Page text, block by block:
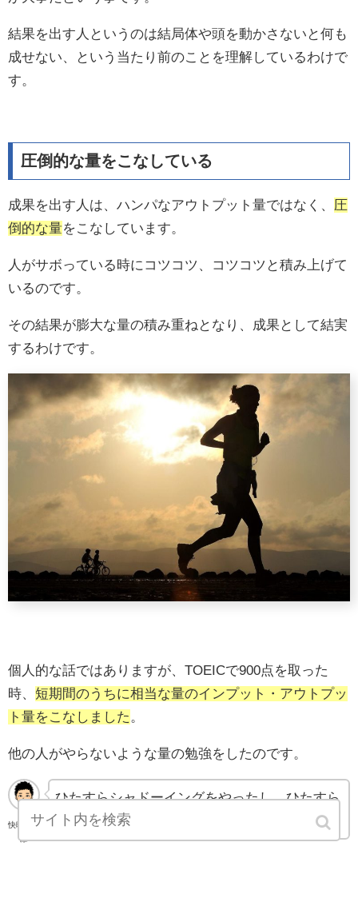
結果を出す人というのは結局体や頭を動かさないと何も
成せない、という当たり前のことを理解しているわけで
す。
圧倒的な量をこなしている
成果を出す人は、ハンパなアウトプット量ではなく、 圧
倒的な量をこなしています。
人がサボっている時にコツコツ、コツコツと積み上げて
いるのです。
その結果が膨大な量の積み重ねとなり、成果として結実
するわけです。
個人的な話ではありますが、TOEICで900点を取った
時、 短期間のうちに相当な量のインプット・アウトプッ
ト量をこなしました 。
他の人がやらないような量の勉強をしたのです。
快晴さん
ぽ
ひたすらシャドーイングをやったし、ひたすら
パート7を読み込んでいたのだ。